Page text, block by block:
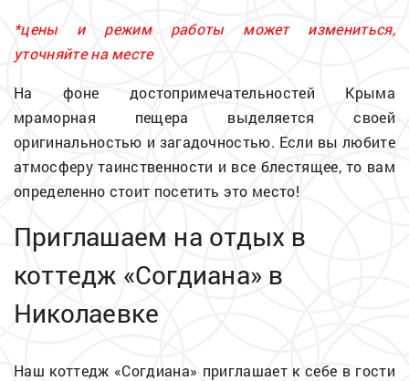
*цены и режим работы может измениться,
уточняйте на месте
На фоне достопримечательностей Крыма
мраморная пещера выделяется своей
оригинальностью и загадочностью. Если вы любите
атмосферу таинственности и все блестящее, то вам
определенно стоит посетить это место!
Приглашаем на отдых в
коттедж «Согдиана» в
Николаевке
Наш коттедж «Согдиана» приглашает к себе в гости